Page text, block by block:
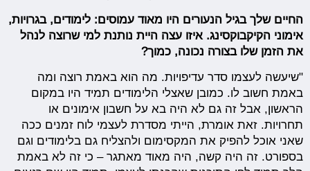
החיים שלך בגיל הנעורים היו מאוד עמוסים: לימודים, בגרויות,
אימוני הקיקבוקסינג. איזו עצה היית נותנת למי שרוצה לנהל
את הזמן שלו בצורה נכונה, כמוך?
"שיעשה לעצמו סדר עדיפויות. מה הוא באמת רוצה ומה
באמת חשוב לו. כמובן שאצלי הלימודים תמיד היו במקום
הראשון, אבל זה גם לא היה בא על חשבון אימונים או
תחרויות. זאת אומרת, הייתי מסדרת לעצמי לוח זמנים ככה
שאני אוכל להפיק את המקסימום ולהצליח גם בלימודים וגם
בספורט. זה היה קשה, היה מאוד מאתגר – כי זה לא באמת